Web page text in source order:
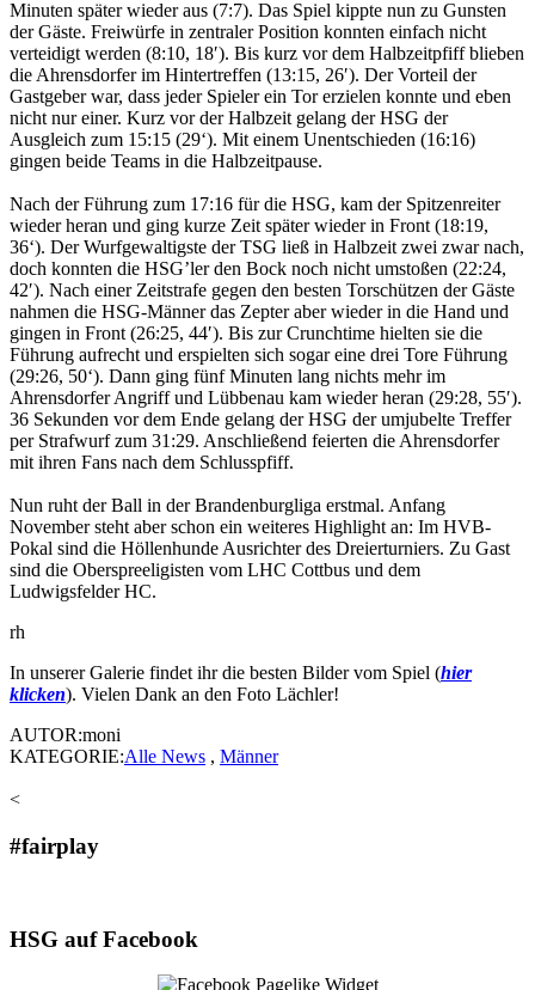
Minuten später wieder aus (7:7). Das Spiel kippte nun zu Gunsten
der Gäste. Freiwürfe in zentraler Position konnten einfach nicht
verteidigt werden (8:10, 18′). Bis kurz vor dem Halbzeitpfiff blieben
die Ahrensdorfer im Hintertreffen (13:15, 26′). Der Vorteil der
Gastgeber war, dass jeder Spieler ein Tor erzielen konnte und eben
nicht nur einer. Kurz vor der Halbzeit gelang der HSG der
Ausgleich zum 15:15 (29‘). Mit einem Unentschieden (16:16)
gingen beide Teams in die Halbzeitpause.
Nach der Führung zum 17:16 für die HSG, kam der Spitzenreiter
wieder heran und ging kurze Zeit später wieder in Front (18:19,
36‘). Der Wurfgewaltigste der TSG ließ in Halbzeit zwei zwar nach,
doch konnten die HSG’ler den Bock noch nicht umstoßen (22:24,
42′). Nach einer Zeitstrafe gegen den besten Torschützen der Gäste
nahmen die HSG-Männer das Zepter aber wieder in die Hand und
gingen in Front (26:25, 44′). Bis zur Crunchtime hielten sie die
Führung aufrecht und erspielten sich sogar eine drei Tore Führung
(29:26, 50‘). Dann ging fünf Minuten lang nichts mehr im
Ahrensdorfer Angriff und Lübbenau kam wieder heran (29:28, 55′).
36 Sekunden vor dem Ende gelang der HSG der umjubelte Treffer
per Strafwurf zum 31:29. Anschließend feierten die Ahrensdorfer
mit ihren Fans nach dem Schlusspfiff.
Nun ruht der Ball in der Brandenburgliga erstmal. Anfang
November steht aber schon ein weiteres Highlight an: Im HVB-
Pokal sind die Höllenhunde Ausrichter des Dreierturniers. Zu Gast
sind die Oberspreeligisten vom LHC Cottbus und dem
Ludwigsfelder HC.
rh
In unserer Galerie findet ihr die besten Bilder vom Spiel (hier
klicken). Vielen Dank an den Foto Lächler!
AUTOR:moni
KATEGORIE:Alle News , Männer
<
#fairplay
HSG auf Facebook